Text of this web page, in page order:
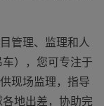
管理、监理和人
），您可专注于
现场监理，指导
地出差，协助完